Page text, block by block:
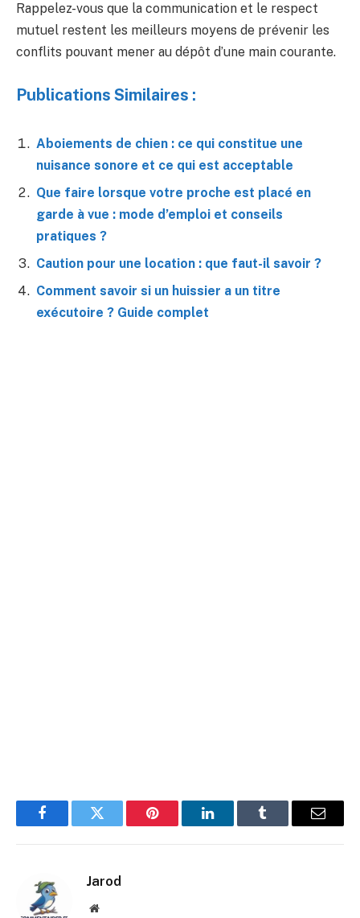
Rappelez-vous que la communication et le respect
mutuel restent les meilleurs moyens de prévenir les
conflits pouvant mener au dépôt d’une main courante.
Publications Similaires :
Aboiements de chien : ce qui constitue une
nuisance sonore et ce qui est acceptable
Que faire lorsque votre proche est placé en
garde à vue : mode d’emploi et conseils
pratiques ?
Caution pour une location : que faut-il savoir ?
Comment savoir si un huissier a un titre
exécutoire ? Guide complet
FacebookTwitter Pinterest LinkedInTumblr
E-
Jarod
Site